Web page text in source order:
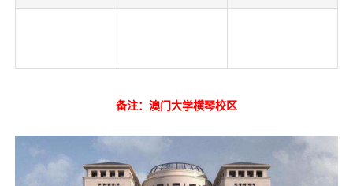
备注：澳门大学横琴校区